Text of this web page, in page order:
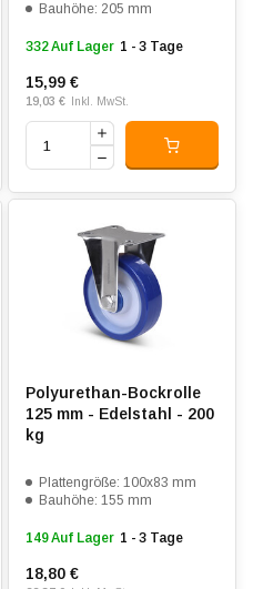
Bauhöhe: 205 mm
332 Auf Lager 1 - 3 Tage
15,99 €
19,03 € Inkl. MwSt.
Polyurethan-Bockrolle
125 mm - Edelstahl - 200
kg
Plattengröße: 100x83 mm
Bauhöhe: 155 mm
149 Auf Lager 1 - 3 Tage
18,80 €